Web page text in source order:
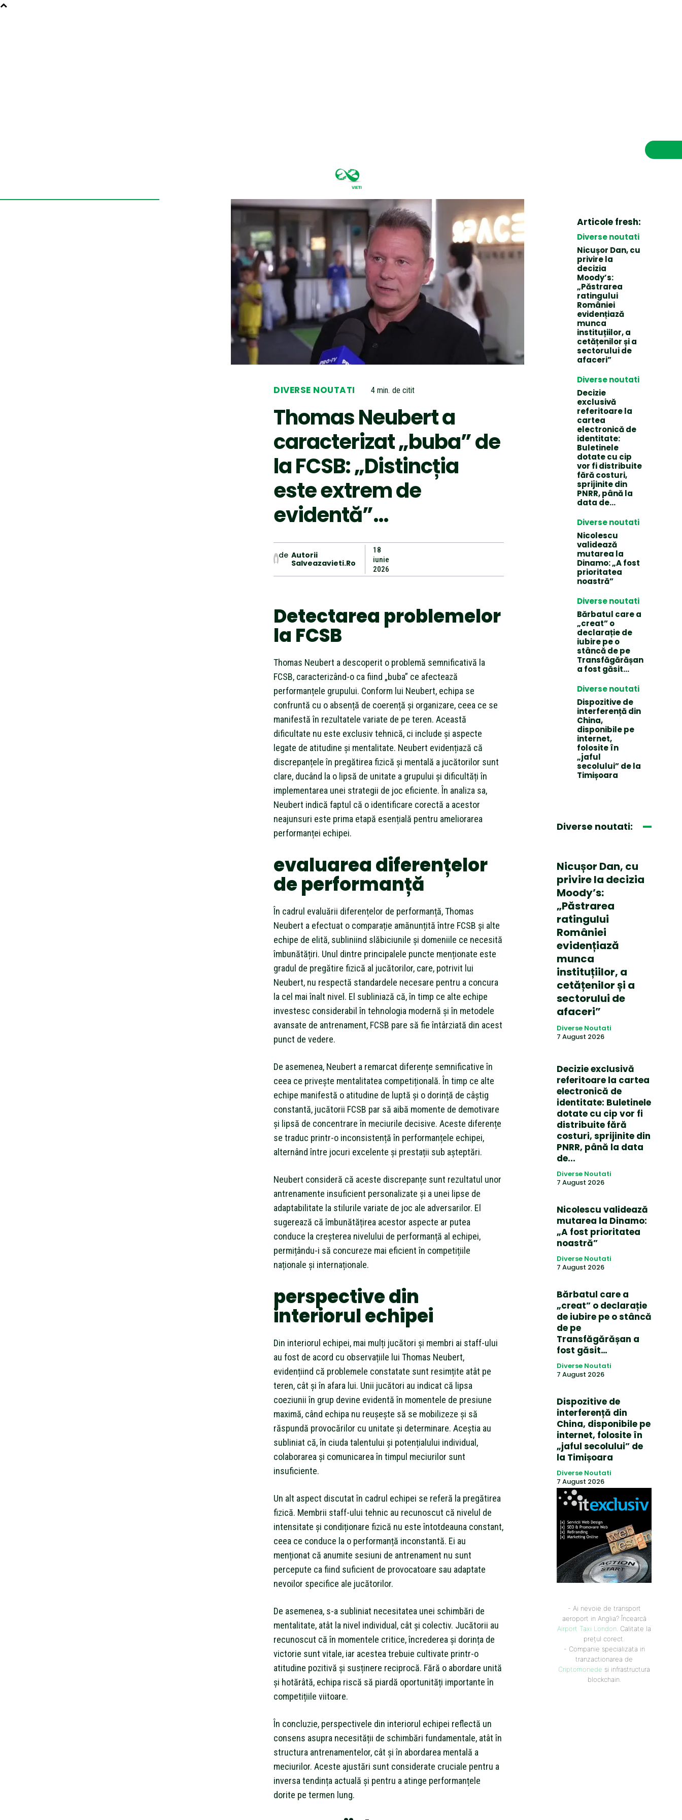
DIVERSE NOUTATI 4min. de citit
Thomas Neubert a
caracterizat „buba” de
la FCSB: „Distincția
este extrem de
evidentă”…
de Autorii
Salveazavieti.ro
18
iunie
2026
Detectarea problemelor
la FCSB
Thomas Neubert a descoperit o problemă semnificativă la
FCSB, caracterizând-o ca fiind „buba” ce afectează
performanțele grupului. Conform lui Neubert, echipa se
confruntă cu o absență de coerență și organizare, ceea ce se
manifestă în rezultatele variate de pe teren. Această
dificultate nu este exclusiv tehnică, ci include și aspecte
legate de atitudine și mentalitate. Neubert evidențiază că
discrepanțele în pregătirea fizică și mentală a jucătorilor sunt
clare, ducând la o lipsă de unitate a grupului și dificultăți în
implementarea unei strategii de joc eficiente. În analiza sa,
Neubert indică faptul că o identificare corectă a acestor
neajunsuri este prima etapă esențială pentru ameliorarea
performanței echipei.
evaluarea diferențelor
de performanță
În cadrul evaluării diferențelor de performanță, Thomas
Neubert a efectuat o comparație amănunțită între FCSB și alte
echipe de elită, subliniind slăbiciunile și domeniile ce necesită
îmbunătățiri. Unul dintre principalele puncte menționate este
gradul de pregătire fizică al jucătorilor, care, potrivit lui
Neubert, nu respectă standardele necesare pentru a concura
la cel mai înalt nivel. El subliniază că, în timp ce alte echipe
investesc considerabil în tehnologia modernă și în metodele
avansate de antrenament, FCSB pare să fie întârziată din acest
punct de vedere.
De asemenea, Neubert a remarcat diferențe semnificative în
ceea ce privește mentalitatea competițională. În timp ce alte
echipe manifestă o atitudine de luptă și o dorință de câștig
constantă, jucătorii FCSB par să aibă momente de demotivare
și lipsă de concentrare în meciurile decisive. Aceste diferențe
se traduc printr-o inconsistență în performanțele echipei,
alternând între jocuri excelente și prestații sub așteptări.
Neubert consideră că aceste discrepanțe sunt rezultatul unor
antrenamente insuficient personalizate și a unei lipse de
adaptabilitate la stilurile variate de joc ale adversarilor. El
sugerează că îmbunătățirea acestor aspecte ar putea
conduce la creșterea nivelului de performanță al echipei,
permițându-i să concureze mai eficient în competițiile
naționale și internaționale.
perspective din
interiorul echipei
Din interiorul echipei, mai mulți jucători și membri ai staff-ului
au fost de acord cu observațiile lui Thomas Neubert,
evidențiind că problemele constatate sunt resimțite atât pe
teren, cât și în afara lui. Unii jucători au indicat că lipsa
coeziunii în grup devine evidentă în momentele de presiune
maximă, când echipa nu reușește să se mobilizeze și să
răspundă provocărilor cu unitate și determinare. Aceștia au
subliniat că, în ciuda talentului și potențialului individual,
colaborarea și comunicarea în timpul meciurilor sunt
insuficiente.
Un alt aspect discutat în cadrul echipei se referă la pregătirea
fizică. Membrii staff-ului tehnic au recunoscut că nivelul de
intensitate și condiționare fizică nu este întotdeauna constant,
ceea ce conduce la o performanță inconstantă. Ei au
menționat că anumite sesiuni de antrenament nu sunt
percepute ca fiind suficient de provocatoare sau adaptate
nevoilor specifice ale jucătorilor.
De asemenea, s-a subliniat necesitatea unei schimbări de
mentalitate, atât la nivel individual, cât și colectiv. Jucătorii au
recunoscut că în momentele critice, încrederea și dorința de
victorie sunt vitale, iar acestea trebuie cultivate printr-o
atitudine pozitivă și susținere reciprocă. Fără o abordare unită
și hotărâtă, echipa riscă să piardă oportunități importante în
competițiile viitoare.
În concluzie, perspectivele din interiorul echipei reflectă un
consens asupra necesității de schimbări fundamentale, atât în
structura antrenamentelor, cât și în abordarea mentală a
meciurilor. Aceste ajustări sunt considerate cruciale pentru a
inversa tendința actuală și pentru a atinge performanțele
dorite pe termen lung.
Articole fresh:
Diverse noutati
Nicușor Dan, cu
privire la
decizia
Moody’s:
„Păstrarea
ratingului
României
evidențiază
munca
instituțiilor, a
cetățenilor și a
sectorului de
afaceri”
Diverse noutati
Decizie
exclusivă
referitoare la
cartea
electronică de
identitate:
Buletinele
dotate cu cip
vor fi distribuite
fără costuri,
sprijinite din
PNRR, până la
data de...
Diverse noutati
Nicolescu
validează
mutarea la
Dinamo: „A fost
prioritatea
noastră”
Diverse noutati
Bărbatul care a
„creat” o
declarație de
iubire pe o
stâncă de pe
Transfăgărășan
a fost găsit…
Diverse noutati
Dispozitive de
interferență din
China,
disponibile pe
internet,
folosite în
„jaful
secolului” de la
Timișoara
Diverse noutati:
Nicușor Dan, cu
privire la decizia
Moody’s:
„Păstrarea
ratingului
României
evidențiază
munca
instituțiilor, a
cetățenilor și a
sectorului de
afaceri”
Diverse Noutati
7 August 2026
Decizie exclusivă
referitoare la cartea
electronică de
identitate: Buletinele
dotate cu cip vor fi
distribuite fără
costuri, sprijinite din
PNRR, până la data
de...
Diverse Noutati
7 August 2026
Nicolescu validează
mutarea la Dinamo:
„A fost prioritatea
noastră”
Diverse Noutati
7 August 2026
Bărbatul care a
„creat” o declarație
de iubire pe o stâncă
de pe
Transfăgărășan a
fost găsit…
Diverse Noutati
7 August 2026
Dispozitive de
interferență din
China, disponibile pe
internet, folosite în
„jaful secolului” de
la Timișoara
Diverse Noutati
7 August 2026
- Ai nevoie de transport
aeroport in Anglia? Încearcă
Airport Taxi London. Calitate la
prețul corect.
- Companie specializata in
tranzactionarea de
Criptomonede si infrastructura
blockchain.